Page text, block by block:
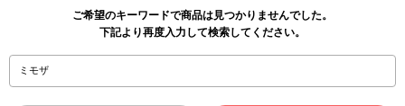
ご希望のキーワードで商品は見つかりませんでした。
下記より再度入力して検索してください。